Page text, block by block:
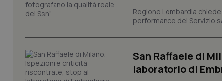
Regione Lombardia
performance del Servizio
San Raffaele di
laboratorio di
I cookie necessari